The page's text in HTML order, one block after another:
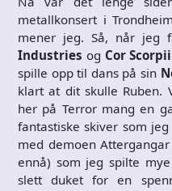
metallkonsert i
mener jeg. Så, når jeg
Industries og Cor Scorpii
spille opp til dans på sin
klart at dit skulle Ruben.
her på Terror mang en
fantastiske skiver som
med demoen
ennå) som jeg spilte
slett duket for en